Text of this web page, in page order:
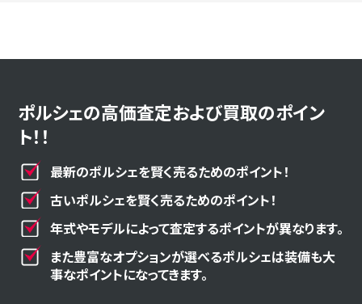
ポルシェの高価査定および買取のポイン
ト！！
最新のポルシェを賢く売るためのポイント！
古いポルシェを賢く売るためのポイント！
年式やモデルによって査定するポイントが異なります。
また豊富なオプションが選べるポルシェは装備も大
事なポイントになってきます。